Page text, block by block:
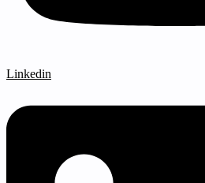
Linkedin